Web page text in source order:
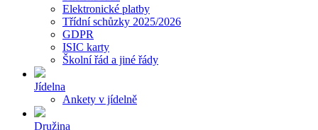
Elektronické platby
Třídní schůzky 2025/2026
GDPR
ISIC karty
Školní řád a jiné řády
Jídelna
Ankety v jídelně
Družina